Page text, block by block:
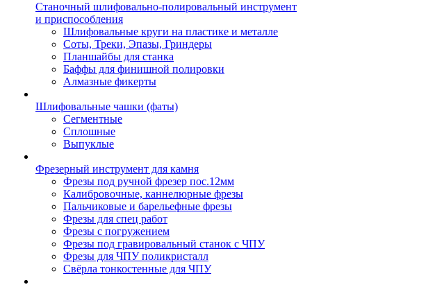
Станочный шлифовально-полировальный инструмент
и приспособления
Шлифовальные круги на пластике и металле
Соты, Треки, Эпазы, Гриндеры
Планшайбы для станка
Баффы для финишной полировки
Алмазные фикерты
Шлифовальные чашки (фаты)
Сегментные
Сплошные
Выпуклые
Фрезерный инструмент для камня
Фрезы под ручной фрезер пос.12мм
Калибровочные, каннелюрные фрезы
Пальчиковые и барельефные фрезы
Фрезы для спец работ
Фрезы с погружением
Фрезы под гравировальный станок с ЧПУ
Фрезы для ЧПУ поликристалл
Свёрла тонкостенные для ЧПУ